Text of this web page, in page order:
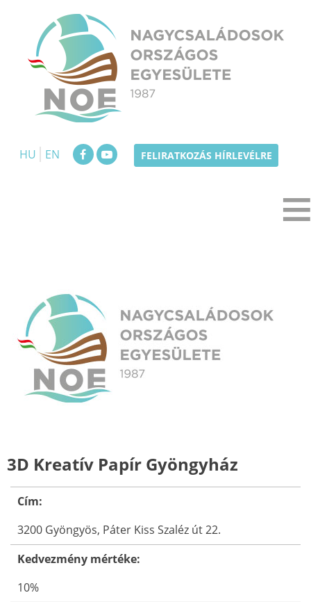
content
HU
EN FELIRATKOZÁS HÍRLEVÉLRE
3D Kreatív Papír Gyöngyház
Cím:
3200 Gyöngyös, Páter Kiss Szaléz út 22.
Kedvezmény mértéke:
10%